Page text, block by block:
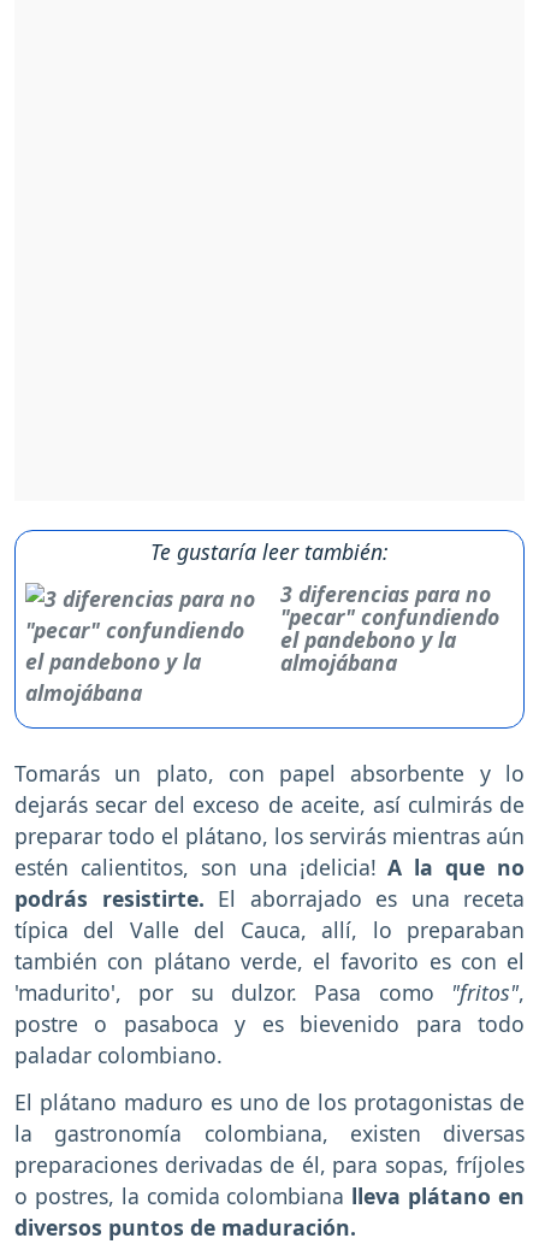
Te gustaría leer también:
3 diferencias para no
"pecar" confundiendo
el pandebono y la
almojábana
Tomarás un plato, con papel absorbente y lo
dejarás secar del exceso de aceite, así culmirás de
preparar todo el plátano, los servirás mientras aún
estén calientitos, son una ¡delicia! A la que no
podrás resistirte. El aborrajado es una receta
típica del Valle del Cauca, allí, lo preparaban
también con plátano verde, el favorito es con el
'madurito', por su dulzor. Pasa como "fritos",
postre o pasaboca y es bievenido para todo
paladar colombiano.
El plátano maduro es uno de los protagonistas de
la gastronomía colombiana, existen diversas
preparaciones derivadas de él, para sopas, fríjoles
o postres, la comida colombiana lleva plátano en
diversos puntos de maduración.